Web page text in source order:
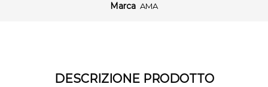
Marca AMA
DESCRIZIONE PRODOTTO